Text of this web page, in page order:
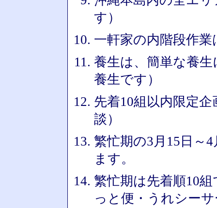
す）
一軒家の内階段作
養生は、簡単な養
養生です）
先着10組以内限定
談）
繁忙期の3月15日～
ます。
繁忙期は先着順10
っと便・うれシー